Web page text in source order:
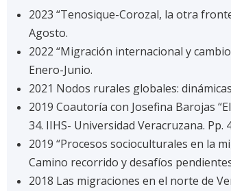
2023 “Tenosique-Corozal, la otra
Agosto.
2022 “Migración internacional y
Enero-Junio.
2021 Nodos rurales globales:
2019 Coautoría con Josefina Barojas
34. IIHS- Universidad Veracruzana. Pp.
2019 “Procesos socioculturales en la
Camino recorrido y desafíos
2018 Las migraciones en el norte de